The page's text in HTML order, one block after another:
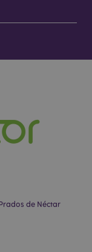
de Néctar